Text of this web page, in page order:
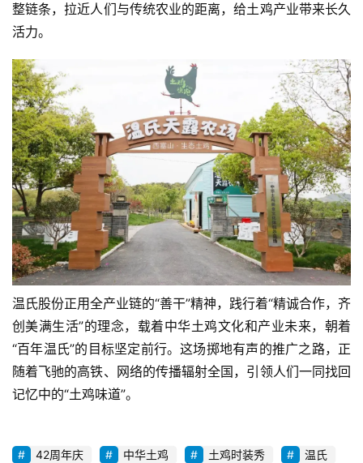
整链条，拉近人们与传统农业的距离，给土鸡产业带来长久
活力。
温氏股份正用全产业链的“善干”精神，践行着“精诚合作，齐
创美满生活”的理念，载着中华土鸡文化和产业未来，朝着
“百年温氏”的目标坚定前行。这场掷地有声的推广之路，正
随着飞驰的高铁、网络的传播辐射全国，引领人们一同找回
记忆中的“土鸡味道”。
42周年庆 中华土鸡 土鸡时装秀
温氏